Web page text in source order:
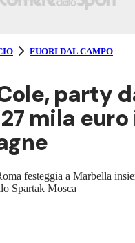
FUORI DAL CAMPO
party
mila euro
festeggia a Marbella
Spartak Mosca